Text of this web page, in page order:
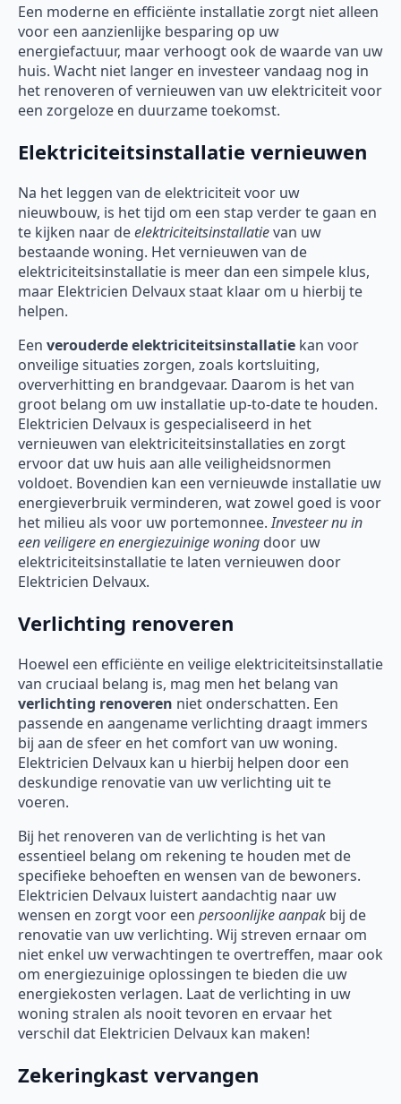
Een moderne en efficiënte installatie zorgt niet alleen
voor een aanzienlijke besparing op uw
energiefactuur, maar verhoogt ook de waarde van uw
huis. Wacht niet langer en investeer vandaag nog in
het renoveren of vernieuwen van uw elektriciteit voor
een zorgeloze en duurzame toekomst.
Elektriciteitsinstallatie vernieuwen
Na het leggen van de elektriciteit voor uw
nieuwbouw, is het tijd om een stap verder te gaan en
te kijken naar deelektriciteitsinstallatievan uw
bestaande woning. Het vernieuwen van de
elektriciteitsinstallatie is meer dan een simpele klus,
maar Elektricien Delvaux staat klaar om u hierbij te
helpen.
Een verouderde elektriciteitsinstallatie kan voor
onveilige situaties zorgen, zoals kortsluiting,
oververhitting en brandgevaar. Daarom is het van
groot belang om uw installatie up-to-date te houden.
Elektricien Delvaux is gespecialiseerd in het
vernieuwen van elektriciteitsinstallaties en zorgt
ervoor dat uw huis aan alle veiligheidsnormen
voldoet. Bovendien kan een vernieuwde installatie uw
energieverbruik verminderen, wat zowel goed is voor
het milieu als voor uw portemonnee.Investeer nu in
een veiligere en energiezuinige woning door uw
elektriciteitsinstallatie te laten vernieuwen door
Elektricien Delvaux.
Verlichting renoveren
Hoewel een efficiënte en veilige elektriciteitsinstallatie
van cruciaal belang is, mag men het belang van
verlichting renoveren niet onderschatten. Een
passende en aangename verlichting draagt immers
bij aan de sfeer en het comfort van uw woning.
Elektricien Delvaux kan u hierbij helpen door een
deskundige renovatie van uw verlichting uit te
voeren.
Bij het renoveren van de verlichting is het van
essentieel belang om rekening te houden met de
specifieke behoeften en wensen van de bewoners.
Elektricien Delvaux luistert aandachtig naar uw
wensen en zorgt voor een persoonlijke aanpak bij de
renovatie van uw verlichting. Wij streven ernaar om
niet enkel uw verwachtingen te overtreffen, maar ook
om energiezuinige oplossingen te bieden die uw
energiekosten verlagen. Laat de verlichting in uw
woning stralen als nooit tevoren en ervaar het
verschil dat Elektricien Delvaux kan maken!
Zekeringkast vervangen